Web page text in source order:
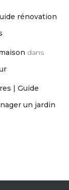
rénovation
dans
| Guide
un jardin